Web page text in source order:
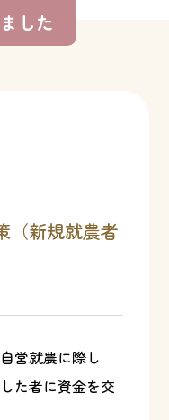
した
（新規就農者
営就農に際し
た者に資金を交